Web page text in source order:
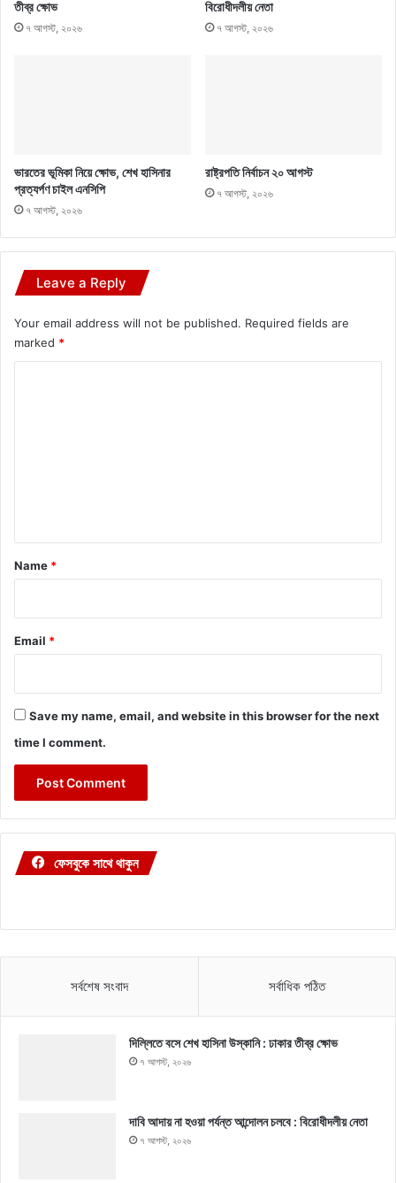
তীব্র ক্ষোভ
৭ আগস্ট, ২০২৬
বিরোধীদলীয় নেতা
৭ আগস্ট, ২০২৬
ভারতের ভূমিকা নিয়ে ক্ষোভ, শেখ হাসিনার
প্রত্যর্পণ চাইল এনসিপি
৭ আগস্ট, ২০২৬
রাষ্ট্রপতি নির্বাচন ২০ আগস্ট
৭ আগস্ট, ২০২৬
Leave a Reply
Your email address will not be published. Required fields are
marked *
*
Name *
Email *
Save my name, email, and website in this browser for the next
time I comment.
ফেসবুকে সাথে থাকুন
সর্বশেষ সংবাদ সর্বাধিক পঠিত
দিল্লিতে বসে শেখ হাসিনা উস্কানি : ঢাকার তীব্র ক্ষোভ
৭ আগস্ট, ২০২৬
দাবি আদায় না হওয়া পর্যন্ত আন্দোলন চলবে : বিরোধীদলীয় নেতা
৭ আগস্ট, ২০২৬